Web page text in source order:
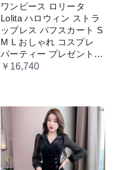
プレ パーティー プレゼント レ
ディース コスチューム プリン
セス ロマンティック ブル ドレ
ス
ワンピース ロリータ
Lolita ハロウィン ストラ
ップレス パフスカート S
M L おしゃれ コスプレ
パーティー プレゼント
レディース コスチューム
￥16,740